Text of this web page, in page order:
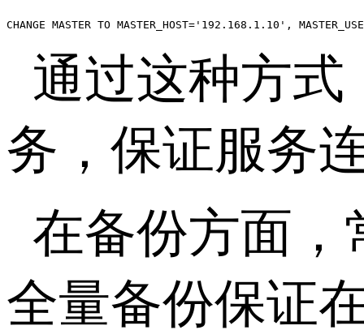
CHANGE MASTER TO MASTER_HOST='192.168.1.10',
通过这种方
务，保证服务
在备份方面，
全量备份保证